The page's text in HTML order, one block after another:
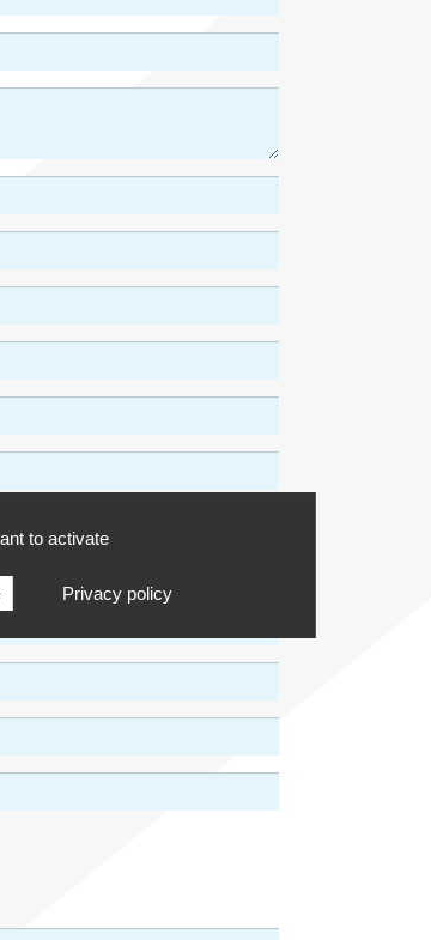
to activate
Privacy policy